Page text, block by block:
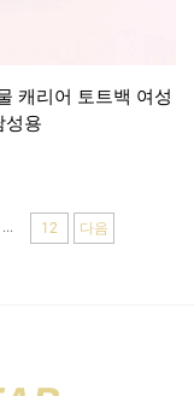
캐리어 토트백 여성
성용
... 12 다음